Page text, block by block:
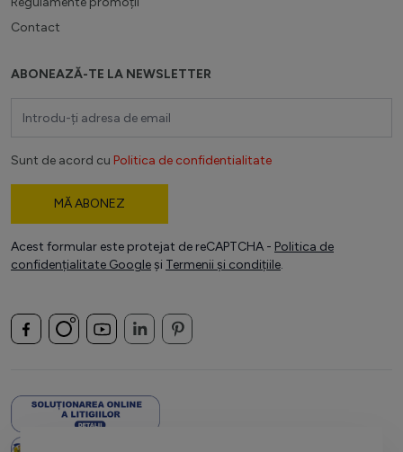
Contact
ABONEAZĂ-TE LA NEWSLETTER
Sunt de acord cu Politica de confidentialitate
MĂ ABONEZ
Acest formular este protejat de reCAPTCHA - Politica de
confidențialitate Google și Termenii și condițiile.